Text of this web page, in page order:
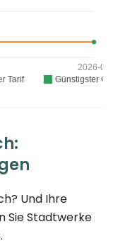
Und Ihre
Sie Stadtwerke